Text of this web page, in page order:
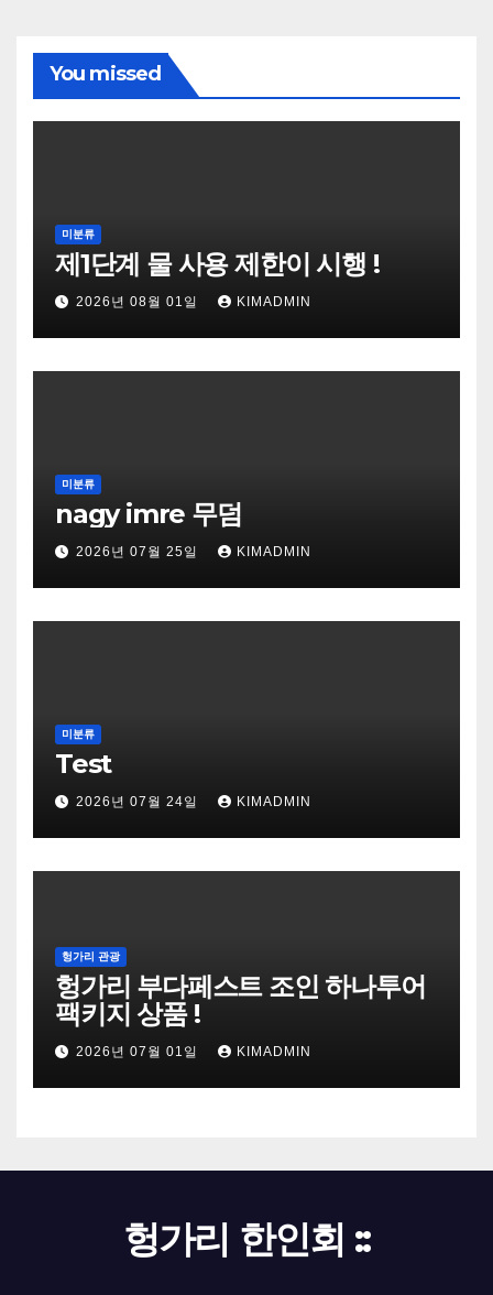
You missed
미분류
제1단계 물 사용 제한이 시행 !
2026년 08월 01일 KIMADMIN
미분류
nagy imre 무덤
2026년 07월 25일 KIMADMIN
미분류
Test
2026년 07월 24일 KIMADMIN
헝가리 관광
헝가리 부다페스트 조인 하나투어
팩키지 상품 !
2026년 07월 01일 KIMADMIN
헝가리 한인회 ::